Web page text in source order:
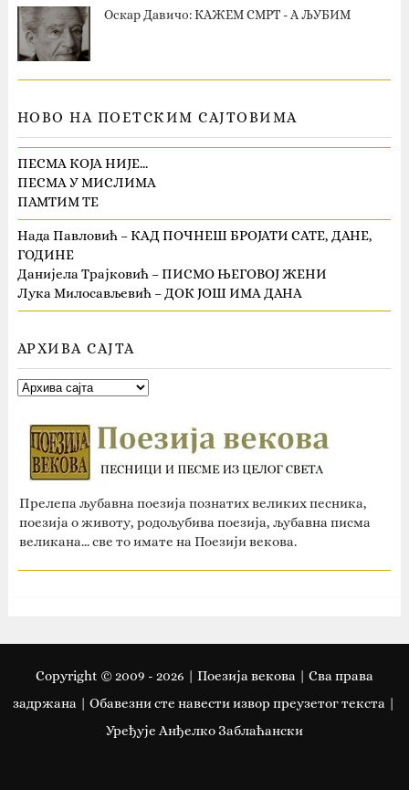
Оскар Давичо‎: КАЖЕМ СМРТ - А ЉУБИМ
НОВО НА ПОЕТСКИМ САЈТОВИМА
ПЕСМА КОЈА НИЈЕ…
ПЕСМА У МИСЛИМА
ПАМТИМ ТЕ
Нада Павловић – КАД ПОЧНЕШ БРОЈАТИ САТЕ, ДАНЕ,
ГОДИНЕ
Данијела Трајковић – ПИСМО ЊЕГОВОЈ ЖЕНИ
Лука Милосављевић – ДОК ЈОШ ИМА ДАНА
АРХИВА САЈТА
Прелепа љубавна поезија познатих великих песника,
поезија о животу, родољубива поезија, љубавна писма
великана... све то имате на Поезији векова.
Copyright © 2009 - 2026 | Поезија векова | Сва права
задржана | Oбавезни сте навести извор преузетог текста |
Уређује Анђелко Заблаћански